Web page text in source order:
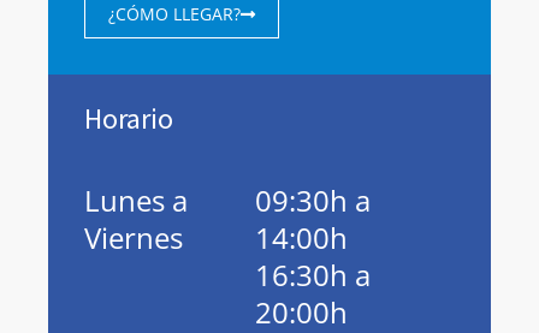
¿CÓMO LLEGAR?
Horario
Lunes a
Viernes
09:30h a
14:00h
16:30h a
20:00h